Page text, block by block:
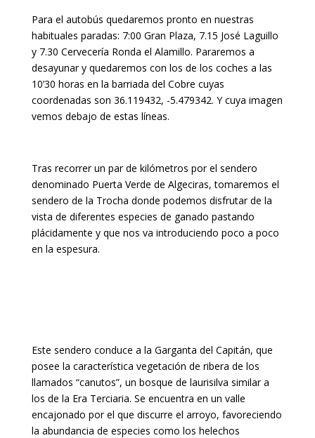
Para el autobús quedaremos pronto en nuestras
habituales paradas: 7:00 Gran Plaza, 7.15 José Laguillo
y 7.30 Cervecería Ronda el Alamillo. Pararemos a
desayunar y quedaremos con los de los coches a las
10’30 horas en la barriada del Cobre cuyas
coordenadas son 36.119432, -5.479342. Y cuya imagen
vemos debajo de estas líneas.
Tras recorrer un par de kilómetros por el sendero
denominado Puerta Verde de Algeciras, tomaremos el
sendero de la Trocha donde podemos disfrutar de la
vista de diferentes especies de ganado pastando
plácidamente y que nos va introduciendo poco a poco
en la espesura.
Este sendero conduce a la Garganta del Capitán, que
posee la característica vegetación de ribera de los
llamados “canutos”, un bosque de laurisilva similar a
los de la Era Terciaria. Se encuentra en un valle
encajonado por el que discurre el arroyo, favoreciendo
la abundancia de especies como los helechos